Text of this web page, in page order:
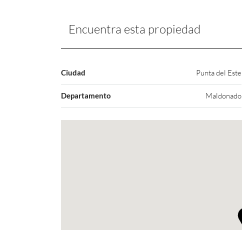
Encuentra esta propiedad
Ciudad Punta del Este
Departamento Maldonado